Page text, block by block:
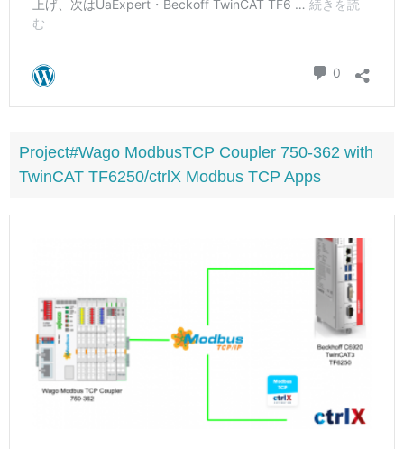
Project#Wago ModbusTCP Coupler 750-362 with
TwinCAT TF6250/ctrlX Modbus TCP Apps